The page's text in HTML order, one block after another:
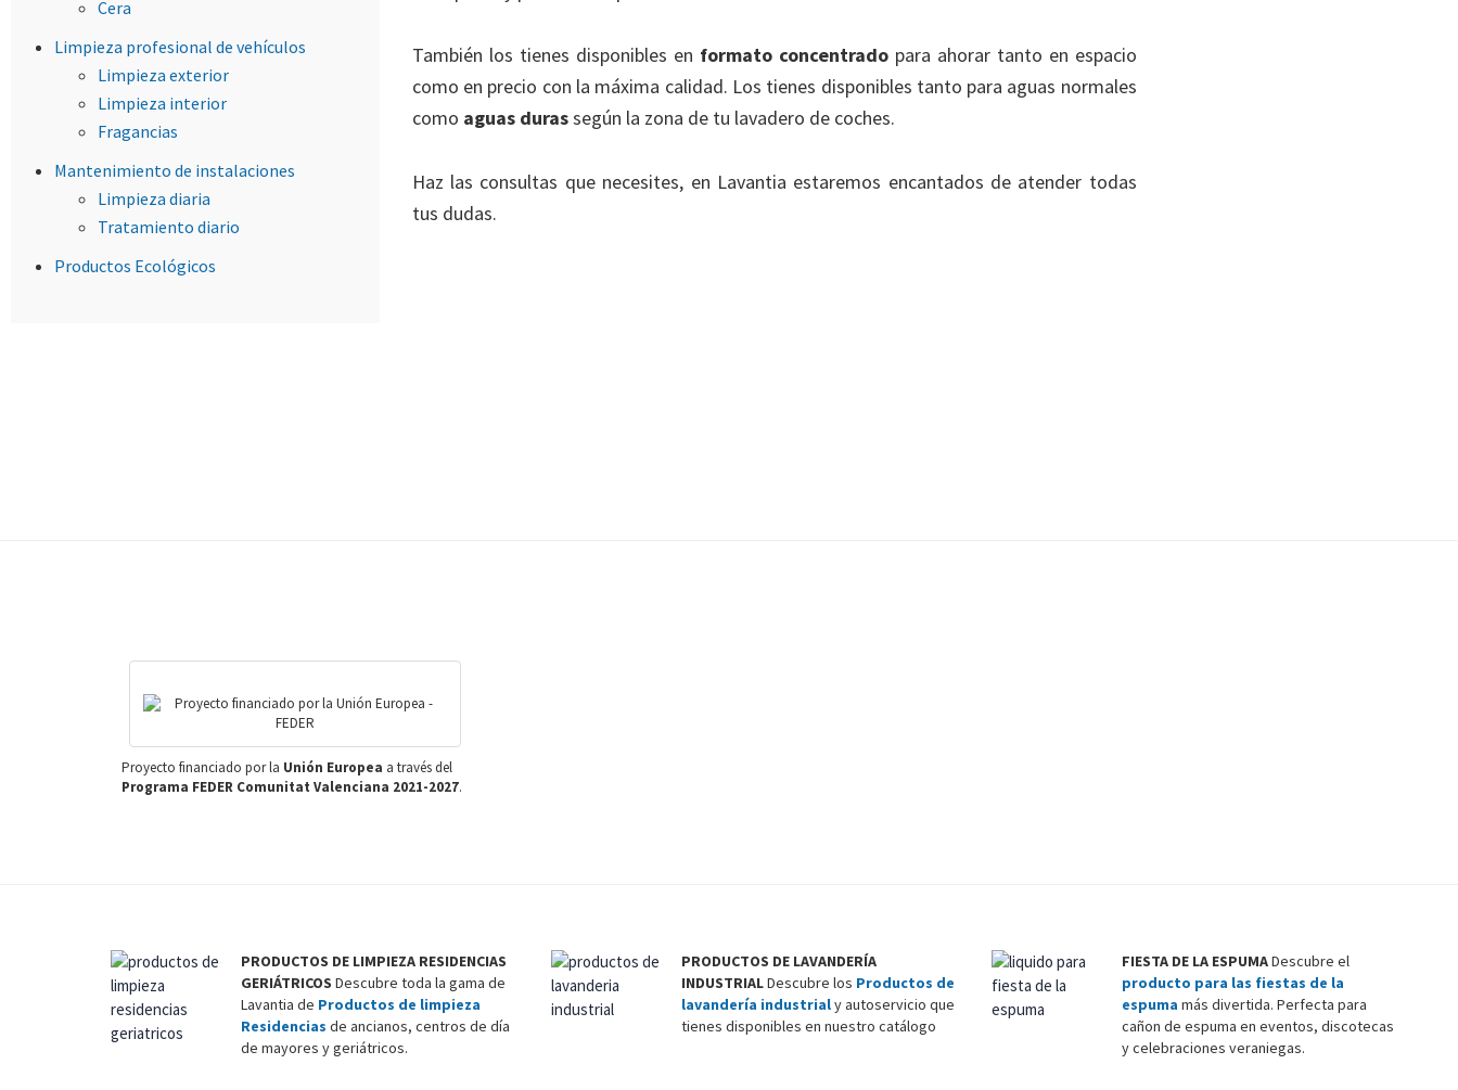
Cera
Limpieza profesional de vehículos
Limpieza exterior
Limpieza interior
Fragancias
Mantenimiento de instalaciones
Limpieza diaria
Tratamiento diario
Productos Ecológicos
También los tienes disponibles en formato concentradopara ahorar tanto en espacio
como en precio con la máxima calidad. Los tienes disponibles tanto para aguas normales
como aguas durassegún la zona de tu lavadero de coches.
Haz las consultas que necesites, en Lavantia estaremos encantados de atender todas
tus dudas.
Proyecto financiado por la Unión Europea a través del
Programa FEDER Comunitat Valenciana 2021-2027.
PRODUCTOS DE LIMPIEZA RESIDENCIAS
GERIÁTRICOS Descubre toda la gama de
Lavantia de Productos de limpieza
Residencias de ancianos, centros de día
de mayores y geriátricos.
PRODUCTOS DE LAVANDERÍA
INDUSTRIALDescubre los Productos de
lavandería industrialy autoservicio que
tienes disponibles en nuestro catálogo
FIESTA DE LA ESPUMADescubre el
producto para las fiestas de la
espuma más divertida. Perfecta para
cañon de espuma en eventos, discotecas
y celebraciones veraniegas.